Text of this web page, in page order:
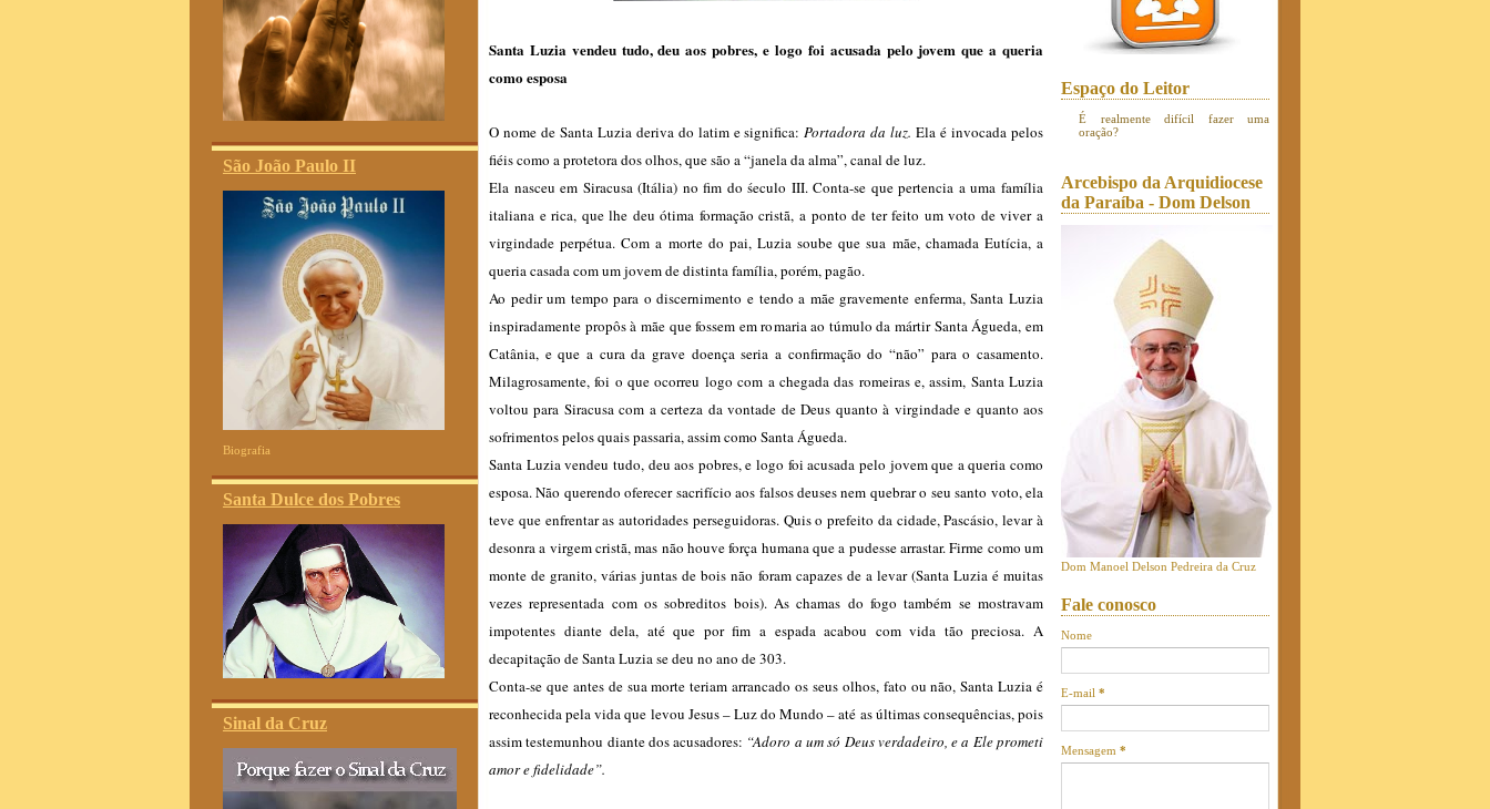
São João Paulo II
Biografia
Santa Dulce dos Pobres
Sinal da Cruz
Santa Luzia vendeu tudo, deu aos pobres, e logo foi acusada pelo jovem que a queria
como esposa
O nome de Santa Luzia deriva do latim e significa:Portadora da luz. Ela é invocada pelos
fiéis como a protetora dos olhos, que são a “janela da alma”, canal de luz.
Ela nasceu em Siracusa (Itália) no fim do śeculo III. Conta-se que pertencia a uma família
italiana e rica, que lhe deu ótima formação cristã, a ponto de ter feito um voto de viver a
virgindade perpétua. Com a morte do pai, Luzia soube que sua mãe, chamada Eutícia, a
queria casada com um jovem de distinta família, porém, pagão.
Ao pedir um tempo para o discernimento e tendo a mãe gravemente enferma, Santa Luzia
inspiradamente propôs à mãe que fossem em romaria ao túmulo da mártir Santa Águeda, em
Catânia, e que a cura da grave doença seria a confirmação do “não” para o casamento.
Milagrosamente, foi o que ocorreu logo com a chegada das romeiras e, assim, Santa Luzia
voltou para Siracusa com a certeza da vontade de Deus quanto à virgindade e quanto aos
sofrimentos pelos quais passaria, assim como Santa Águeda.
Santa Luzia vendeu tudo, deu aos pobres, e logo foi acusada pelo jovem que a queria como
esposa. Não querendo oferecer sacrifício aos falsos deuses nem quebrar o seu santo voto, ela
teve que enfrentar as autoridades perseguidoras. Quis o prefeito da cidade, Pascásio, levar à
desonra a virgem cristã, mas não houve força humana que a pudesse arrastar. Firme como um
monte de granito, várias juntas de bois não foram capazes de a levar (Santa Luzia é muitas
vezes representada com os sobreditos bois). As chamas do fogo também se mostravam
impotentes diante dela, até que por fim a espada acabou com vida tão preciosa. A
decapitação de Santa Luzia se deu no ano de 303.
Conta-se que antes de sua morte teriam arrancado os seus olhos, fato ou não, Santa Luzia é
reconhecida pela vida que levou Jesus – Luz do Mundo – até as últimas consequências, pois
assim testemunhou diante dos acusadores: “Adoro a um só Deus verdadeiro, e a Ele prometi
amor e fidelidade”.
Espaço do Leitor
É realmente difícil fazer uma
oração?
Arcebispo da Arquidiocese
da Paraíba - Dom Delson
Dom Manoel Delson Pedreira da Cruz
Fale conosco
Nome
E-mail *
Mensagem *